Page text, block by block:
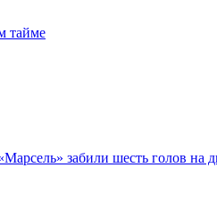
тайме
забили шесть голов на